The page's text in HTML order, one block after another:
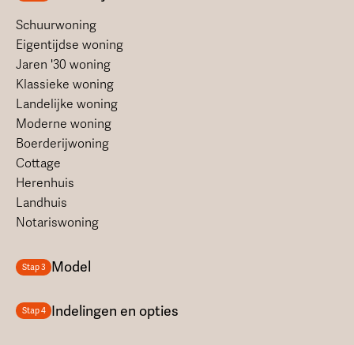
Schuurwoning
Eigentijdse woning
Jaren '30 woning
Klassieke woning
Landelijke woning
Moderne woning
Boerderijwoning
Cottage
Herenhuis
Landhuis
Notariswoning
Stap 3 Model
Stap 4 Indelingen en opties